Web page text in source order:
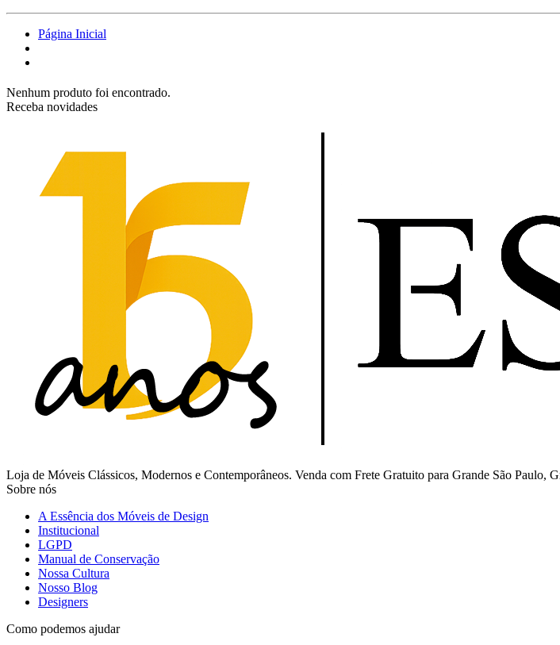
Página Inicial
Nenhum produto foi encontrado.
Receba novidades
Loja de Móveis Clássicos, Modernos e Contemporâneos. Venda com Frete Gratuito para Grande São Paulo,
Sobre nós
A Essência dos Móveis de Design
Institucional
LGPD
Manual de Conservação
Nossa Cultura
Nosso Blog
Designers
Como podemos ajudar